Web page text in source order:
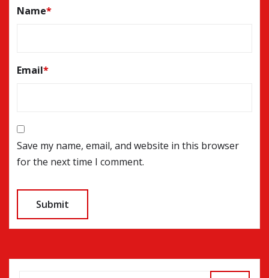
Name*
Email*
Save my name, email, and website in this browser
for the next time I comment.